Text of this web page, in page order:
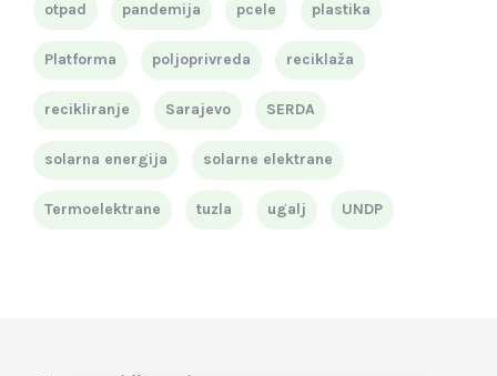
otpad pandemija pcele plastika
Platforma poljoprivreda reciklaža
recikliranje Sarajevo SERDA
solarna energija solarne elektrane
Termoelektrane tuzla ugalj UNDP